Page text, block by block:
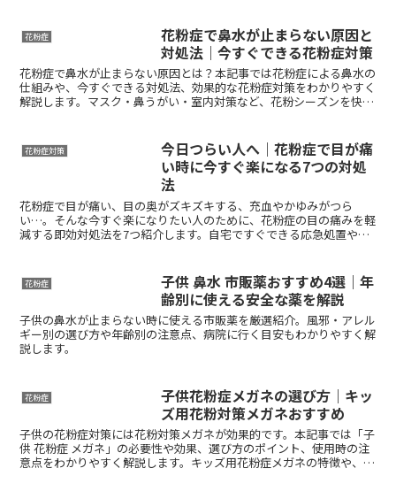
花粉症
花粉症で鼻水が止まらない原因と
対処法｜今すぐできる花粉症対策
花粉症で鼻水が止まらない原因とは？本記事では花粉症による鼻水の
仕組みや、今すぐできる対処法、効果的な花粉症対策をわかりやすく
解説します。マスク・鼻うがい・室内対策など、花粉シーズンを快適
花粉症対策
今日つらい人へ｜花粉症で目が痛
い時に今すぐ楽になる7つの対処
法
花粉症で目が痛い、目の奥がズキズキする、充血やかゆみがつら
い…。そんな今すぐ楽になりたい人のために、花粉症の目の痛みを軽
減する即効対処法を7つ紹介します。自宅ですぐできる応急処置や悪
花粉症
子供 鼻水 市販薬おすすめ4選｜年
齢別に使える安全な薬を解説
子供の鼻水が止まらない時に使える市販薬を厳選紹介。風邪・アレル
ギー別の選び方や年齢別の注意点、病院に行く目安もわかりやすく解
説します。
花粉症
子供花粉症メガネの選び方｜キッ
ズ用花粉対策メガネおすすめ
子供の花粉症対策には花粉対策メガネが効果的です。本記事では「子
供 花粉症 メガネ」の必要性や効果、選び方のポイント、使用時の注
意点をわかりやすく解説します。キッズ用花粉症メガネの特徴や、ど